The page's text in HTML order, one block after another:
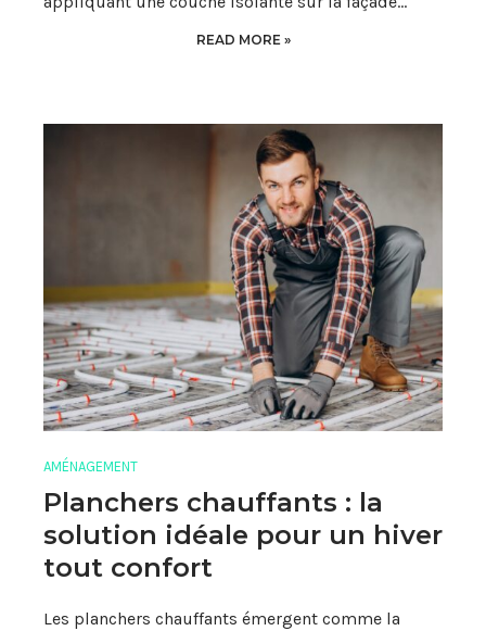
READ MORE »
AMÉNAGEMENT
Planchers chauffants : la
solution idéale pour un hiver
tout confort
Les planchers chauffants émergent comme la